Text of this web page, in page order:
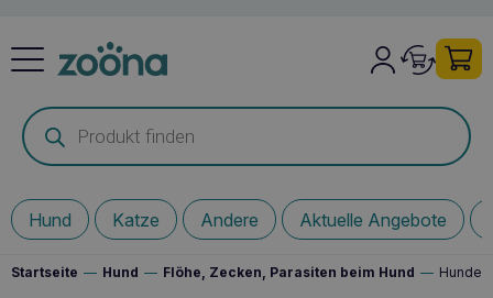
Products
search
Hund Katze Andere Aktuelle Angebote
Startseite — Hund — Flöhe, Zecken, Parasiten beim Hund —